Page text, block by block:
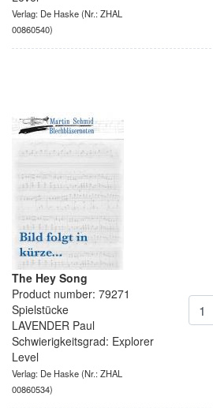
Verlag: De Haske(Nr.: ZHAL
00860540)
The Hey Song
Product number: 79271
Spielstücke
LAVENDER Paul
Schwierigkeitsgrad: Explorer
Level
Verlag: De Haske(Nr.: ZHAL
00860534)